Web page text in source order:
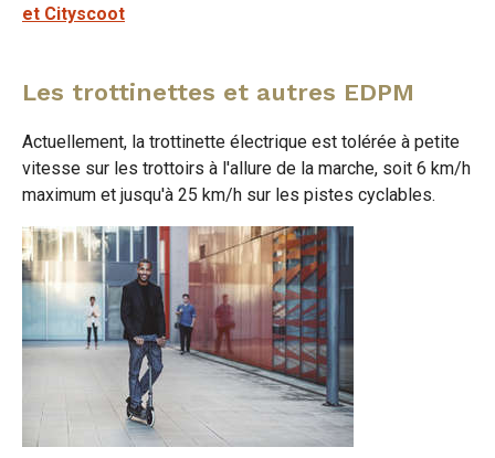
et Cityscoot
Les trottinettes et autres EDPM
Actuellement, la trottinette électrique est tolérée à petite
vitesse sur les trottoirs à l'allure de la marche, soit 6 km/h
maximum et jusqu'à 25 km/h sur les pistes cyclables.